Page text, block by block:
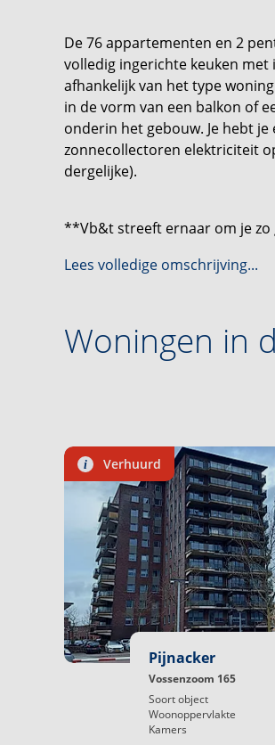
De 76 appartementen en 2
volledig ingerichte keuken
afhankelijk van het type
in de vorm van een balkon of
onderin het gebouw. Je hebt
zonnecollectoren elektriciteit
dergelijke).
**Vb&t streeft ernaar om je zo
geheel vrijblijvend. Je kunt je
zijn die voldoen aan je
**Deze informatie is met de
Lees volledige omschrijving...
Woningen in
i Verhuurd
Pijnacker
Vossenzoom 165
Soort object
Woonoppervlakte
Kamers